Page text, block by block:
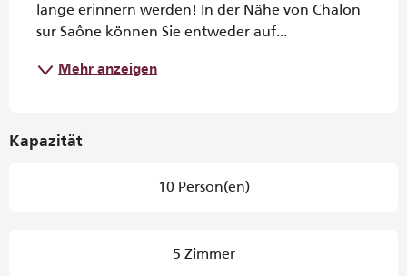
lange erinnern werden! In der Nähe von Chalon
sur Saône können Sie entweder auf...
Mehr anzeigen
Kapazität
10 Person(en)
5 Zimmer